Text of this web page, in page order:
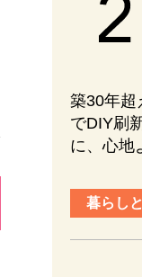
築30年超
でDIY刷
に、心地
暮らし